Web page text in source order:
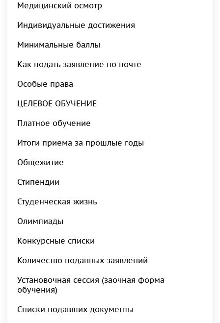
Медицинский осмотр
Индивидуальные достижения
Минимальные баллы
Как подать заявление по почте
Особые права
ЦЕЛЕВОЕ ОБУЧЕНИЕ
Платное обучение
Итоги приема за прошлые годы
Общежитие
Стипендии
Студенческая жизнь
Олимпиады
Конкурсные списки
Количество поданных заявлений
Установочная сессия (заочная форма
обучения)
Списки подавших документы